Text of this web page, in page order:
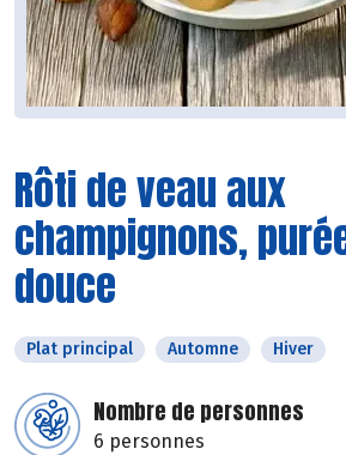
Rôti de veau aux
champignons,
douce
Plat principal Automne Hiver
Nombre de personnes
6 personnes